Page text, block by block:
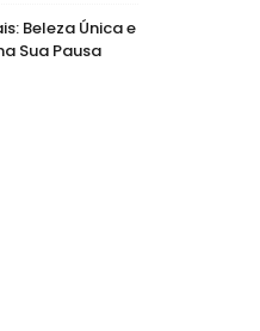
Beleza Única e
Sua Pausa